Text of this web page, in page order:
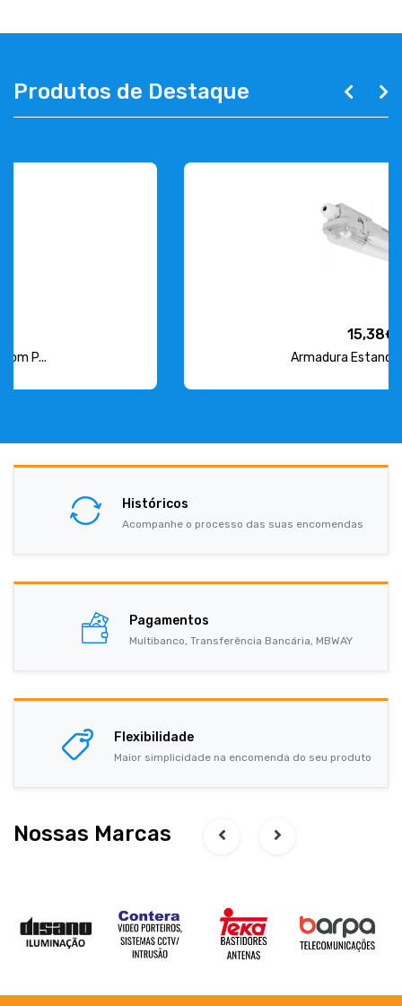
Produtos de Destaque
Históricos
Acompanhe o processo das suas encomendas
Pagamentos
Multibanco, Transferência Bancária, MBWAY
Flexibilidade
Maior simplicidade na encomenda do seu produto
Nossas Marcas